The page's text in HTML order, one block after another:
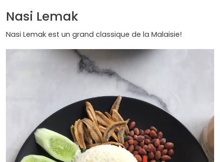
Nasi Lemak
Nasi Lemak est un grand classique de la Malaisie!